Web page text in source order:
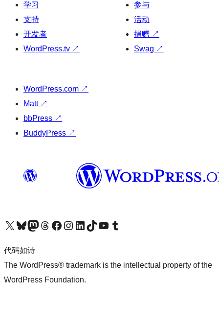
学习
支持
开发者
WordPress.tv ↗
参与
活动
捐赠 ↗
Swag ↗
WordPress.com ↗
Matt ↗
bbPress ↗
BuddyPress ↗
关注我们的 X（原 Twitter）账号访问我们的 Bluesky 账号关注我们的 Mastodon 账号访问我们的 Threads 账号 访问我们的 Facebook 公共主页关注我们的 Instagram 账号 关注我们的 LinkedIn 主页访问我们的 TikTok 账号访问我们的 YouTube 频道 访问我们的 Tumblr 账号
代码如诗
The WordPress® trademark is the intellectual property of the
WordPress Foundation.